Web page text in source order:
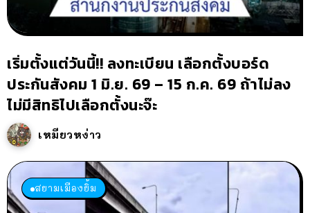
เริ่มตั้งแต่วันนี้!! ลงทะเบียน เลือกตั้งบอร์ด
ประกันสังคม 1 มิ.ย. 69 – 15 ก.ค. 69 ถ้าไม่ลง
ไม่มีสิทธิไปเลือกตั้งนะจ๊ะ
เหมียวหง่าว
สยามเมืองยิ้ม